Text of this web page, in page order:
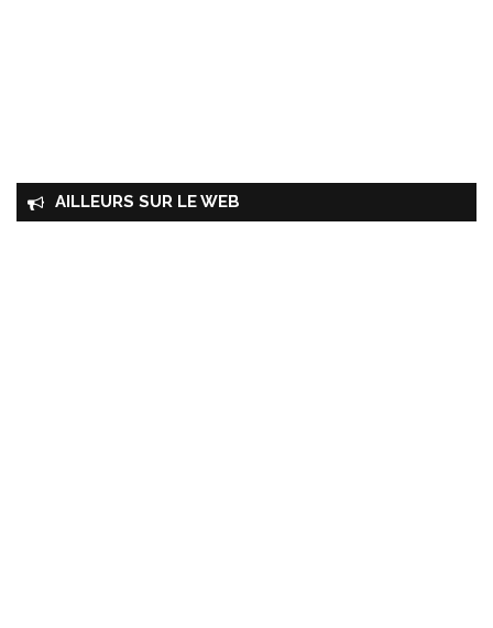
AILLEURS SUR LE WEB